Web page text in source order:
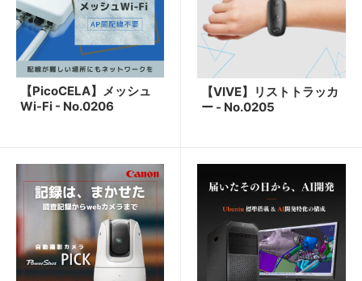
【PicoCELA】メッシュ
Wi-Fi - No.0206
【VIVE】リストトラッカ
ー - No.0205